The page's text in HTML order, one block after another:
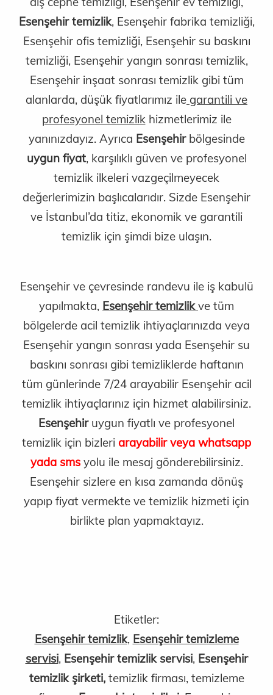
Esenşehir temizlik, Esenşehir fabrika temizliği,
Esenşehir ofis temizliği, Esenşehir su baskını
temizliği, Esenşehir yangın sonrası temizlik,
Esenşehir inşaat sonrası temizlik gibi tüm
alanlarda, düşük fiyatlarımız ile garantili ve
profesyonel temizlikhizmetlerimiz ile
yanınızdayız. Ayrıca Esenşehirbölgesinde
uygun fiyat, karşılıklı güven ve profesyonel
temizlik ilkeleri vazgeçilmeyecek
değerlerimizin başlıcalarıdır. Sizde Esenşehir
ve İstanbul’da titiz, ekonomik ve garantili
temizlik için şimdi bize ulaşın.
Esenşehir ve çevresinde randevu ile iş kabulü
yapılmakta, Esenşehir temizlik ve tüm
bölgelerde acil temizlik ihtiyaçlarınızda veya
Esenşehir yangın sonrası yada Esenşehir su
baskını sonrası gibi temizliklerde haftanın
tüm günlerinde 7/24 arayabilir Esenşehir acil
temizlik ihtiyaçlarınız için hizmet alabilirsiniz.
Esenşehiruygun fiyatlı ve profesyonel
temizlik için bizleri arayabilir veya whatsapp
yada sms yolu ile mesaj gönderebilirsiniz.
Esenşehir sizlere en kısa zamanda dönüş
yapıp fiyat vermekte ve temizlik hizmeti için
birlikte plan yapmaktayız.
Etiketler:
Esenşehir temizlik, Esenşehir temizleme
servisi, Esenşehir temizlik servisi, Esenşehir
temizlik şirketi,temizlik firması, temizleme